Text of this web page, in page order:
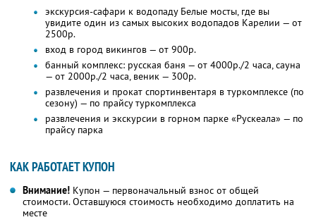
экскурсия-сафари к водопаду Белые мосты, где вы
увидите один из самых высоких водопадов Карелии — от
2500р.
вход в город викингов — от 900р.
банный комплекс: русская баня — от 4000р./2 часа, сауна
— от 2000р./2 часа, веник — 300р.
развлечения и прокат спортинвентаря в туркомплексе (по
сезону) — по прайсу туркомплекса
развлечения и экскурсии в горном парке «Рускеала» — по
прайсу парка
КАК РАБОТАЕТ КУПОН
Внимание! Купон — первоначальный взнос от общей
стоимости. Оставшуюся стоимость необходимо доплатить на
месте